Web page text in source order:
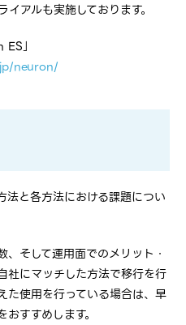
アルも実施しております。
」
neuron/
法と各方法における課題につい
そして運用面でのメリット・
社にマッチした方法で移行を行
た使用を行っている場合は、早
すすめします。